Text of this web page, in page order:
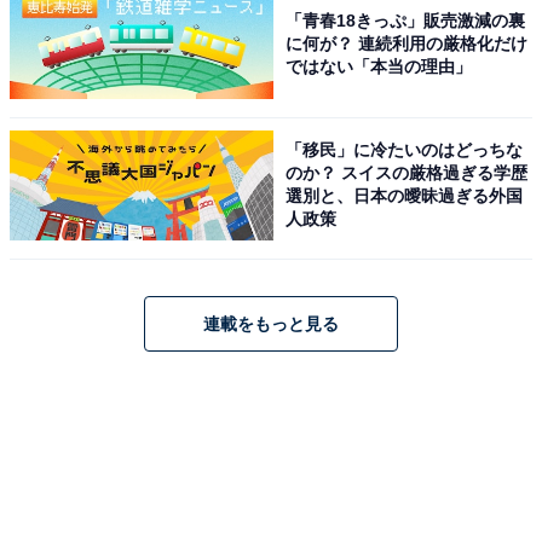
「青春18きっぷ」販売激減の裏
に何が？ 連続利用の厳格化だけ
ではない「本当の理由」
「移民」に冷たいのはどっちな
のか？ スイスの厳格過ぎる学歴
選別と、日本の曖昧過ぎる外国
人政策
連載をもっと見る